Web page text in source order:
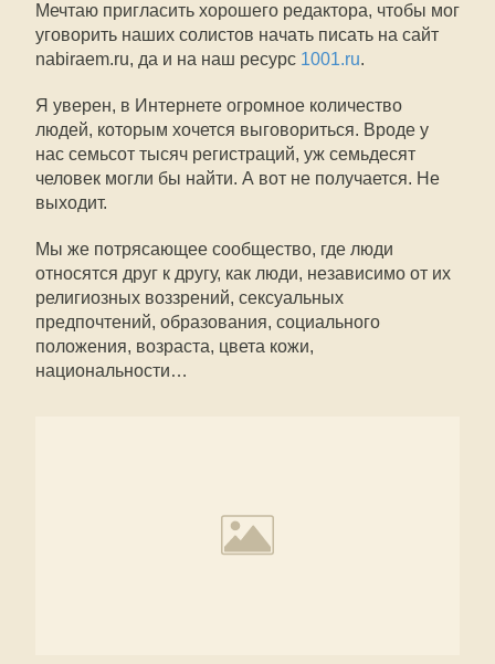
Мечтаю пригласить хорошего редактора, чтобы мог
уговорить наших солистов начать писать на сайт
nabiraem.ru, да и на наш ресурс 1001.ru.
Я уверен, в Интернете огромное количество
людей, которым хочется выговориться. Вроде у
нас семьсот тысяч регистраций, уж семьдесят
человек могли бы найти. А вот не получается. Не
выходит.
Мы же потрясающее сообщество, где люди
относятся друг к другу, как люди, независимо от их
религиозных воззрений, сексуальных
предпочтений, образования, социального
положения, возраста, цвета кожи,
национальности…